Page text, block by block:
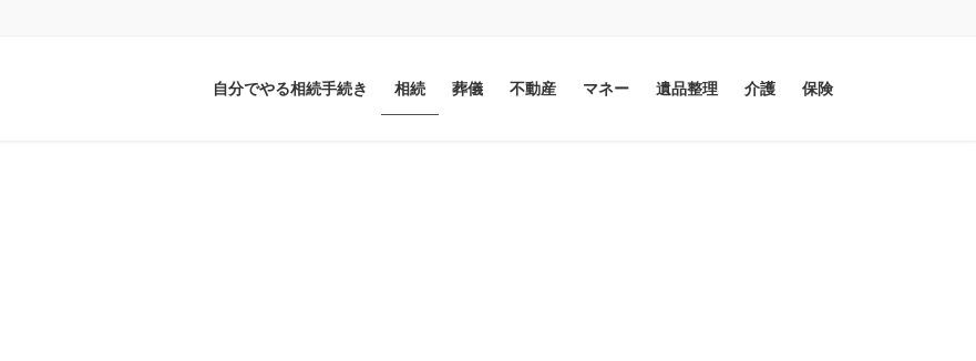
自分でやる相続手続き 相続 葬儀 不動産 マネー 遺品整理 介護 保険